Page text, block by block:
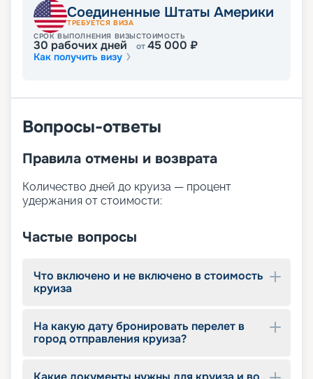
лайнере Celebrity Beyond и насладиться
удовольствием как от выгодной цены, так и от
возможности приобщиться к сервису мирового
класса. На этой странице представлена вся
информация по характеристикам судна с
обращайтесь за консультацией к нашим
менеджерам. Они поделятся с вами
длительности и содержания маршрутов,
2027 годы и даже помогут подобрать каюту.
Соединенные Штаты Америки
ТРЕБУЕТСЯ ВИЗА
СРОК ВЫПОЛНЕНИЯ ВИЗЫ
30 рабочих дней
СТОИМОСТЬ
от45 000 ₽
Как получить визу
Вопросы-ответы
Правила отмены и возврата
Количество дней до круиза — процент
удержания от стоимости:
Частые вопросы
Что включено и не включено в стоимость
круиза
На какую дату бронировать перелет в
город отправления круиза?